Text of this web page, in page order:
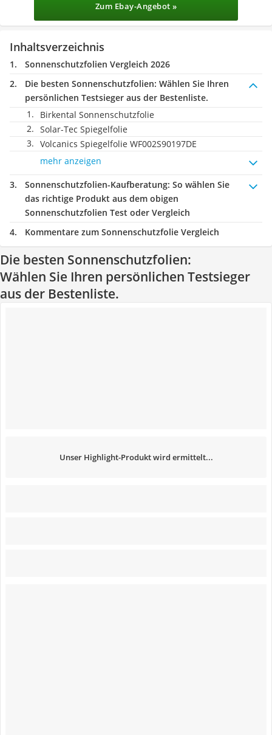
Zum Ebay-Angebot »
Inhaltsverzeichnis
Sonnenschutzfolien Vergleich 2026
Die besten Sonnenschutzfolien: Wählen Sie Ihren
persönlichen Testsieger aus der Bestenliste.
Birkental Sonnenschutzfolie
Solar-Tec Spiegelfolie
Volcanics Spiegelfolie WF002S90197DE
mehr anzeigen
Sonnenschutzfolien-Kaufberatung: So wählen Sie
das richtige Produkt aus dem obigen
Sonnenschutzfolien Test oder Vergleich
Kommentare zum Sonnenschutzfolie Vergleich
Die besten Sonnenschutzfolien:
Wählen Sie Ihren persönlichen Testsieger
aus der Bestenliste.
Unser Highlight-Produkt wird ermittelt...